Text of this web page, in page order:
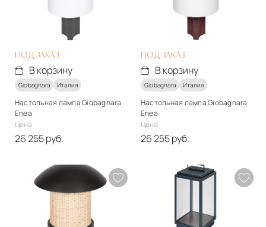
Подробнее
В корзину
Подробнее
В корзину
ПОД ЗАКАЗ
В корзину
Giobagnara Италия
Настольная лампа Giobagnara
Enea
Цена
26 255 руб.
арт-деко
Материалы
Натуральная кожа
Подробнее
ПОД ЗАКАЗ
В корзину
Giobagnara Италия
Настольная лампа Giobagnara
Enea
Цена
26 255 руб.
Материалы
Подробнее